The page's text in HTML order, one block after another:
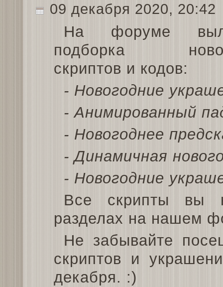
09 декабря 2020, 20:42
На форуме
подборка
скриптов и кодов:
- Новогодние
- Анимированный
- Новогоднее
- Динамичная
- Новогодние
Все скрипты вы
разделах на нашем
Не забывайте
скриптов и
декабря. :)